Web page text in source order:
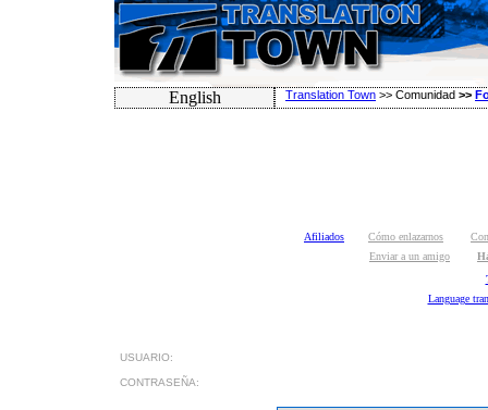
English Translation Town >> Comunidad >>
Afiliados Cómo enlazarnos
Enviar a un amigo
Language
USUARIO:
CONTRASEÑA: